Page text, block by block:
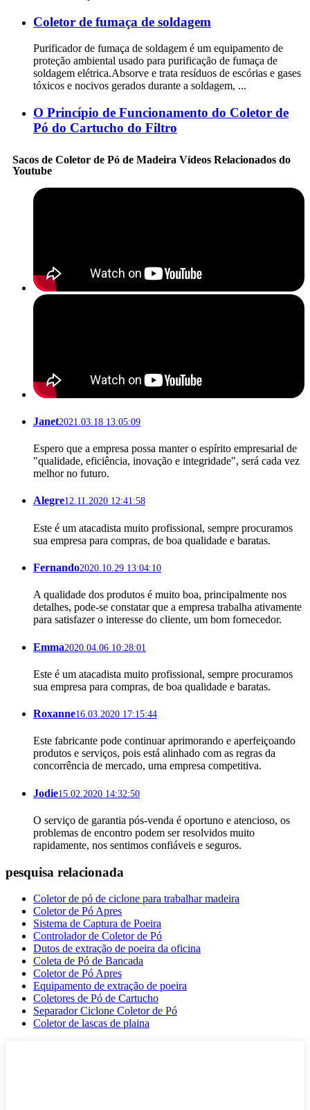
Coletor de fumaça de soldagem
Purificador de fumaça de soldagem é um equipamento de
proteção ambiental usado para purificação de fumaça de
soldagem elétrica.Absorve e trata resíduos de escórias e gases
tóxicos e nocivos gerados durante a soldagem, ...
O Princípio de Funcionamento do Coletor de
Pó do Cartucho do Filtro
Sacos de Coletor de Pó de Madeira Vídeos Relacionados do
Youtube
Janet2021.03.18 13:05:09
Espero que a empresa possa manter o espírito empresarial de
"qualidade, eficiência, inovação e integridade", será cada vez
melhor no futuro.
Alegre12.11.2020 12:41:58
Este é um atacadista muito profissional, sempre procuramos
sua empresa para compras, de boa qualidade e baratas.
Fernando2020.10.29 13:04:10
A qualidade dos produtos é muito boa, principalmente nos
detalhes, pode-se constatar que a empresa trabalha ativamente
para satisfazer o interesse do cliente, um bom fornecedor.
Emma2020.04.06 10:28:01
Este é um atacadista muito profissional, sempre procuramos
sua empresa para compras, de boa qualidade e baratas.
Roxanne16.03.2020 17:15:44
Este fabricante pode continuar aprimorando e aperfeiçoando
produtos e serviços, pois está alinhado com as regras da
concorrência de mercado, uma empresa competitiva.
Jodie15.02.2020 14:32:50
O serviço de garantia pós-venda é oportuno e atencioso, os
problemas de encontro podem ser resolvidos muito
rapidamente, nos sentimos confiáveis ​​e seguros.
pesquisa relacionada
Coletor de pó de ciclone para trabalhar madeira
Coletor de Pó Apres
Sistema de Captura de Poeira
Controlador de Coletor de Pó
Dutos de extração de poeira da oficina
Coleta de Pó de Bancada
Coletor de Pó Apres
Equipamento de extração de poeira
Coletores de Pó de Cartucho
Separador Ciclone Coletor de Pó
Coletor de lascas de plaina